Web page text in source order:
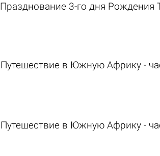
Празднование 3-го дня Рождения
Путешествие в Южную Африку -
Путешествие в Южную Африку -